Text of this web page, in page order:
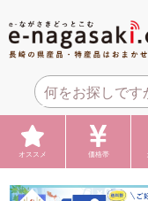
オススメ 価格帯